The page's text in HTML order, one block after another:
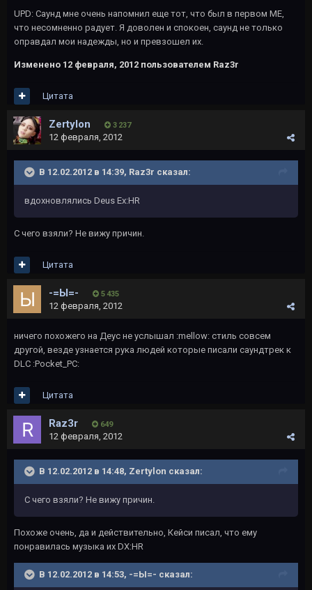
UPD: Саунд мне очень напомнил еще тот, что был в первом МЕ,
что несомненно радует. Я доволен и спокоен, саунд не только
оправдал мои надежды, но и превзошел их.
Изменено 12 февраля, 2012 пользователем Raz3r
Цитата
Zertylon 3 237
12 февраля, 2012
В 12.02.2012 в 14:39, Raz3r сказал:
вдохновлялись Deus Ex:HR
С чего взяли? Не вижу причин.
Цитата
-=Ы=- 5 435
12 февраля, 2012
ничего похожего на Деус не услышал :mellow: стиль совсем
другой, везде узнается рука людей которые писали саундтрек к
DLC :Pocket_PC:
Цитата
Raz3r 649
12 февраля, 2012
В 12.02.2012 в 14:48, Zertylon сказал:
С чего взяли? Не вижу причин.
Похоже очень, да и действительно, Кейси писал, что ему
понравилась музыка их DX:HR
В 12.02.2012 в 14:53, -=Ы=- сказал: